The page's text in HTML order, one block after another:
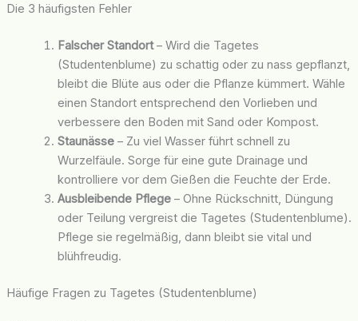
Die 3 häufigsten Fehler
Falscher Standort– Wird die Tagetes
(Studentenblume) zu schattig oder zu nass gepflanzt,
bleibt die Blüte aus oder die Pflanze kümmert. Wähle
einen Standort entsprechend den Vorlieben und
verbessere den Boden mit Sand oder Kompost.
Staunässe– Zu viel Wasser führt schnell zu
Wurzelfäule. Sorge für eine gute Drainage und
kontrolliere vor dem Gießen die Feuchte der Erde.
Ausbleibende Pflege– Ohne Rückschnitt, Düngung
oder Teilung vergreist die Tagetes (Studentenblume).
Pflege sie regelmäßig, dann bleibt sie vital und
blühfreudig.
Häufige Fragen zu Tagetes (Studentenblume)